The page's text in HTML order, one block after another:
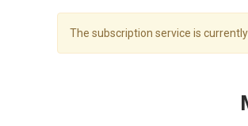
The subscription service is